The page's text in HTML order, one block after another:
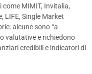
MIMIT, Invitalia,
LIFE, Single Market
alcune sono “a
valutative e richiedono
credibili e indicatori di